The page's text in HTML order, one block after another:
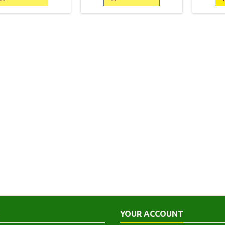
bords. Bon état
intérieur.
transparent.
état
YOUR ACCOUNT